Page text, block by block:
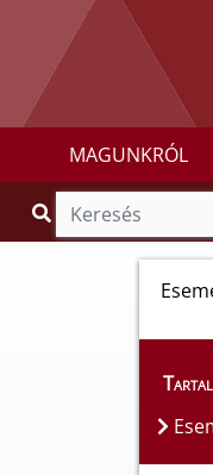
MAGUNKRÓL